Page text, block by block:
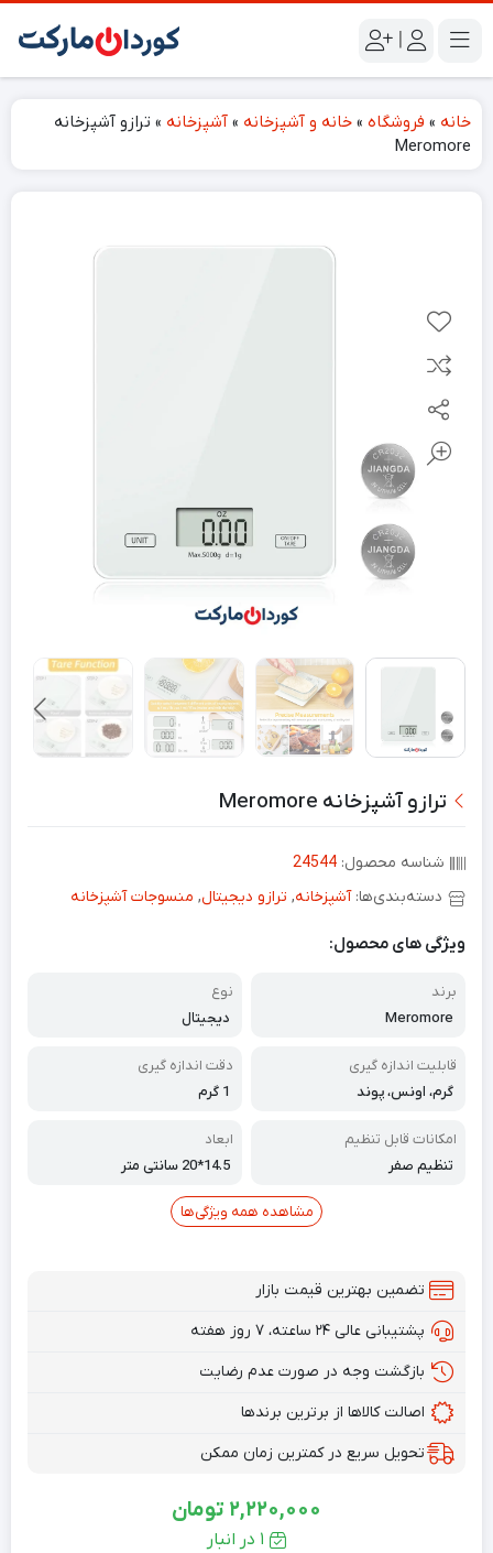
|
خانه » فروشگاه » خانه و آشپزخانه » آشپزخانه » ترازو آشپزخانه
Meromore
ترازو آشپزخانه Meromore
شناسه محصول: 24544
دسته‌بندی‌ها:آشپزخانه, ترازو دیجیتال, منسوجات آشپزخانه
ویژگی های محصول:
برند
Meromore
نوع
دیجیتال
قابلیت اندازه گیری
گرم، اونس، پوند
دقت اندازه گیری
1 گرم
امکانات قابل تنظیم
تنظیم صفر
ابعاد
14.5*20 سانتی متر
مشاهده همه ویژگی‌ها
تضمین بهترین قیمت بازار
پشتیبانی عالی ۲۴ ساعته، ۷ روز هفته
بازگشت وجه در صورت عدم رضایت
اصالت کالاها از برترین برندها
تحویل سریع در کمترین زمان ممکن
2,220,000 تومان
1 در انبار